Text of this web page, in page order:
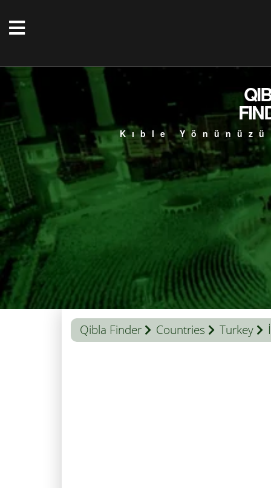
Kıble
Qibla Finder Countries Turkey